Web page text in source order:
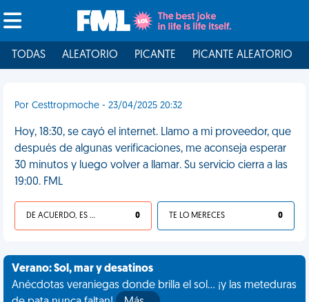
TODAS ALEATORIO PICANTE PICANTE ALEATORIO
Por Cesttropmoche - 23/04/2025 20:32
Hoy, 18:30, se cayó el internet. Llamo a mi proveedor, que
después de algunas verificaciones, me aconseja esperar
30 minutos y luego volver a llamar. Su servicio cierra a las
19:00. FML
DE ACUERDO, ES UNA VIDA HP 0 TE LO MERECES 0
Verano: Sol, mar y desatinos
Anécdotas veraniegas donde brilla el sol... ¡y las meteduras